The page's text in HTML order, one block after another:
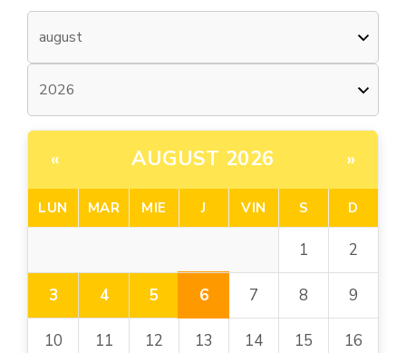
« AUGUST 2026 »
LUN MAR MIE J VIN S D
1 2
3 4 5 6 7 8 9
10 11 12 13 14 15 16